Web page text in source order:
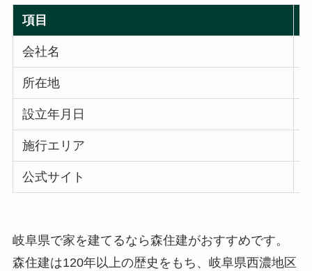
項目
会社名
所在地
設立年月日
施行エリア
公式サイト
岐阜県で家を建てるなら森住建がおすすめです。
森住建は120年以上の歴史をもち、岐阜県西濃地区